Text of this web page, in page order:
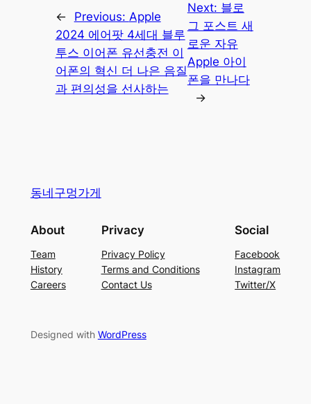
← Previous: Apple
2024 에어팟 4세대 블루
투스 이어폰 유선충전 이
어폰의 혁신 더 나은 음질
과 편의성을 선사하는
Next: 블로
그 포스트 새
로운 자유
Apple 아이
폰을 만나다
→
동네구멍가게
About
Team
History
Careers
Privacy
Privacy Policy
Terms and Conditions
Contact Us
Social
Facebook
Instagram
Twitter/X
Designed with WordPress